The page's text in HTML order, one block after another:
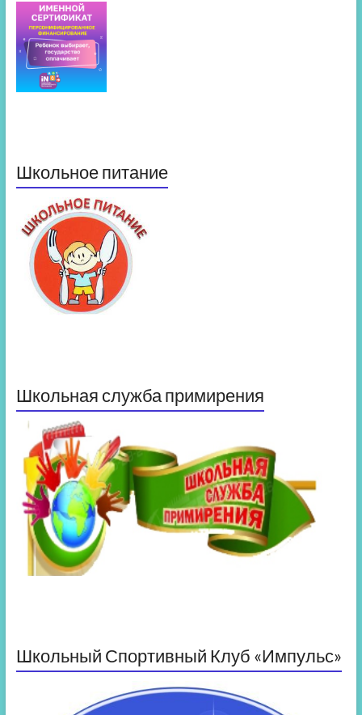
Школьное питание
Школьная служба примирения
Школьный Спортивный Клуб «Импульс»